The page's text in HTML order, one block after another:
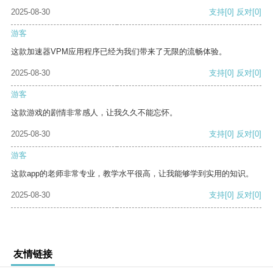
2025-08-30 支持[0] 反对[0]
游客
这款加速器VPM应用程序已经为我们带来了无限的流畅体验。
2025-08-30 支持[0] 反对[0]
游客
这款游戏的剧情非常感人，让我久久不能忘怀。
2025-08-30 支持[0] 反对[0]
游客
这款app的老师非常专业，教学水平很高，让我能够学到实用的知识。
2025-08-30 支持[0] 反对[0]
友情链接